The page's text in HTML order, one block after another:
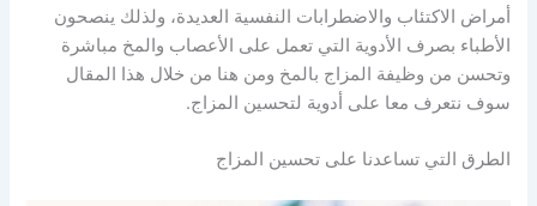
أمراض الاكتئاب والاضطرابات النفسية العديدة، ولذلك ينصحون
الأطباء بصرف الأدوية التي تعمل على الأعصاب والمخ مباشرة
وتحسن من وظيفة المزاج بالمخ ومن هنا من خلال هذا المقال
سوف نتعرف معا على أدوية لتحسين المزاج.
الطرق التي تساعدنا على تحسين المزاج